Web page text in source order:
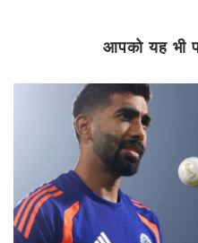
आपको यह भी